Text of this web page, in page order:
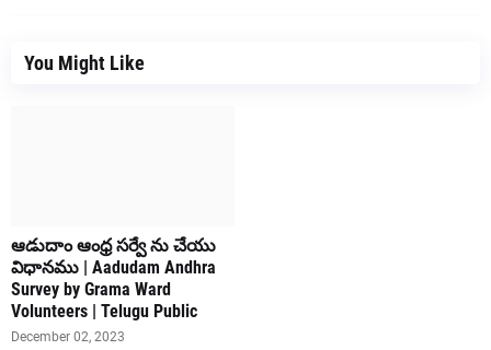
You Might Like
ఆడుదాం ఆంధ్ర సర్వే ను చేయు
విధానము | Aadudam Andhra
Survey by Grama Ward
Volunteers | Telugu Public
December 02, 2023